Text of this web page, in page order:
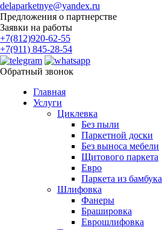
delaparketnye@yandex.ru
Предложения о партнерстве
Заявки на работы
+7(812)920-62-55
+7(911) 845-28-54
Обратный звонок
Главная
Услуги
Циклевка
Без пыли
Паркетной доски
Без выноса мебели
Щитового паркета
Евро
Паркета из бамбука
Шлифовка
Фанеры
Брашировка
Еврошлифовка